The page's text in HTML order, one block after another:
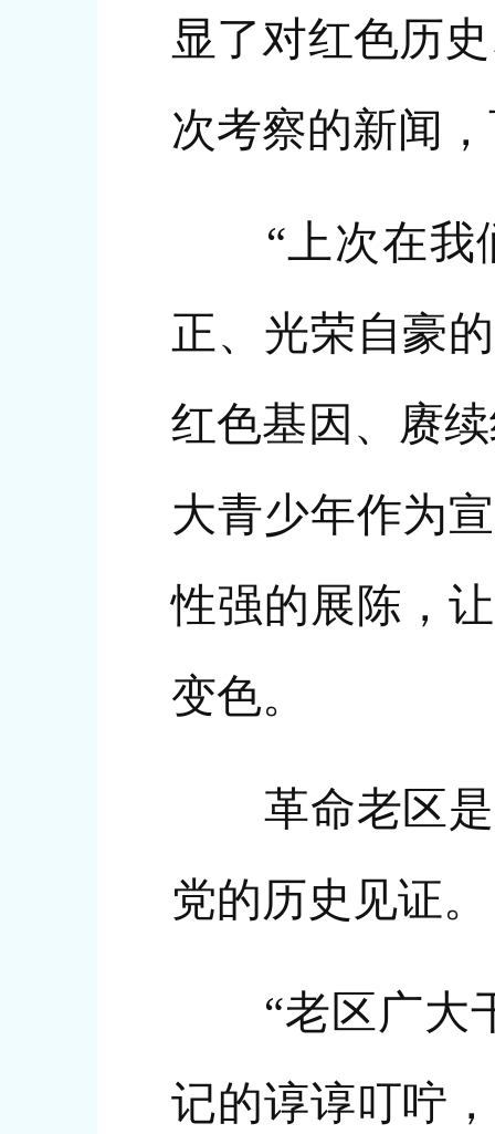
显了对红色历
次考察的新闻
“上次在我们
正、光荣自豪
红色基因、赓
大青少年作为
性强的展陈，
变色。
革命老区是
党的历史见证。
“老区广大干
记的谆谆叮咛